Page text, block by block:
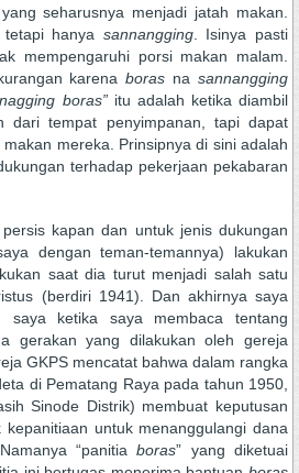
seharusnya menjadi jatah makan.
, tetapi hanya sannangging. Isinya pasti
mempengaruhi porsi makan malam.
karenaboras na sannangging
boras”itu adalah ketika diambil
dari tempat penyimpanan, tapi dapat
mereka. Prinsipnya di sini adalah
terhadap pekerjaan pekabaran
kapan dan untuk jenis dukungan
dengan teman-temannya) lakukan
saat dia turut menjadi salah satu
(berdiri 1941). Dan akhirnya saya
saya ketika saya membaca tentang
gerakan yang dilakukan oleh gereja
GKPS mencatat bahwa dalam rangka
di Pematang Raya pada tahun 1950,
Sinode Distrik) membuat keputusan
untuk menanggulangi dana
“panitiaboras” yang diketuai